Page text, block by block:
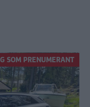
SOM PRENUMERANT